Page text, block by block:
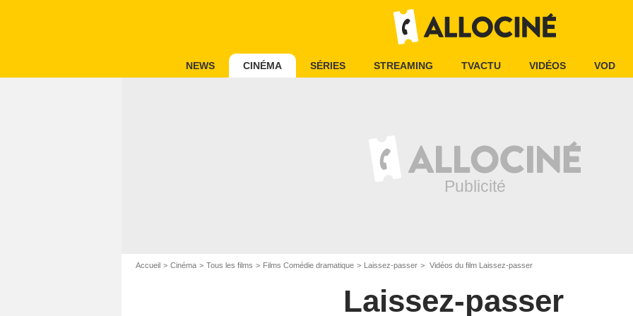
NEWS CINÉMA SÉRIES STREAMING TVACTU VIDÉOS VOD
Accueil Cinéma Tous les films Films Comédie dramatique Laissez-passer Vidéos du film Laissez-passer
Laissez-passer